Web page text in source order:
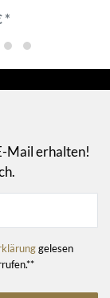
*
Mail erhalten!
gelesen